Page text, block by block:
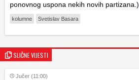
ponovnog uspona nekih novih partizana.)
kolumne Svetislav Basara
SLIČNE VIJESTI
Jučer (11:00)